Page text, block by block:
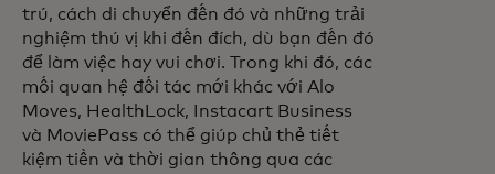
trú, cách di chuyển đến đó và những trải
nghiệm thú vị khi đến đích, dù bạn đến đó
để làm việc hay vui chơi. Trong khi đó, các
mối quan hệ đối tác mới khác với Alo
Moves, HealthLock, Instacart Business
và MoviePass có thể giúp chủ thẻ tiết
kiệm tiền và thời gian thông qua các